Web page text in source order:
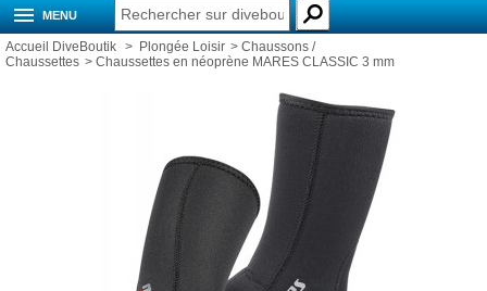
MENU
Accueil DiveBoutik > Plongée Loisir > Chaussons /
Chaussettes > Chaussettes en néoprène MARES CLASSIC 3 mm